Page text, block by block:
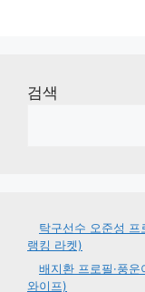
검색
탁구선수 오준성 프
랭킹 라켓)
배지환 프로필·풍
와이프)